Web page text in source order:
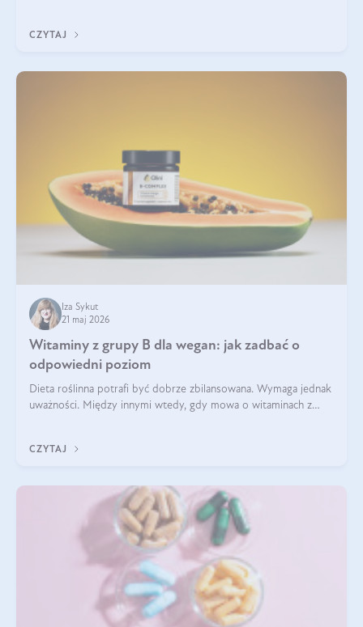
CZYTAJ
Iza Sykut
21 maj 2026
Witaminy z grupy B dla wegan: jak zadbać o
odpowiedni poziom
Dieta roślinna potrafi być dobrze zbilansowana. Wymaga jednak
uważności. Między innymi wtedy, gdy mowa o witaminach z
CZYTAJ